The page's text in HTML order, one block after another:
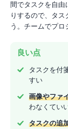
間でタスクを自
りするので、タ
う。チームでプロ
良い点
タスクを付
すい
画像やファ
わなくてい
タスクの追